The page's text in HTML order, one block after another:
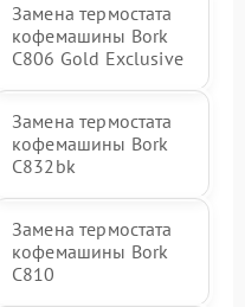
Замена термостата
кофемашины Bork
C806 Gold Exclusive
Замена термостата
кофемашины Bork
C832bk
Замена термостата
кофемашины Bork
C810